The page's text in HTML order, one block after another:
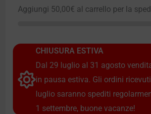
Aggiungi 50,00€ al carrello per la
CHIUSURA ESTIVA
Dal 29 luglio al 31 agosto
in pausa estiva. Gli ordini
luglio saranno spediti
1 settembre, buone vacanze!